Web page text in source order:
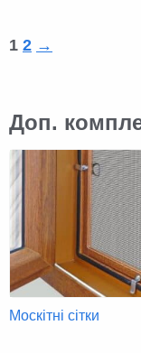
1 2 →
Доп.
Москітні сітки